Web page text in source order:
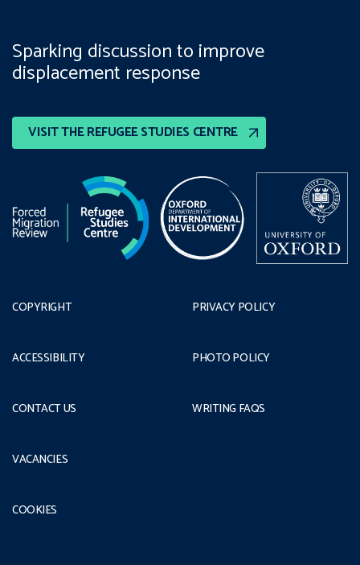
VISIT THE REFUGEE STUDIES CENTRE
Sparking discussion to improve
displacement response
COPYRIGHT
ACCESSIBILITY
CONTACT US
PRIVACY POLICY
PHOTO POLICY
WRITING FAQS
VACANCIES
COOKIES